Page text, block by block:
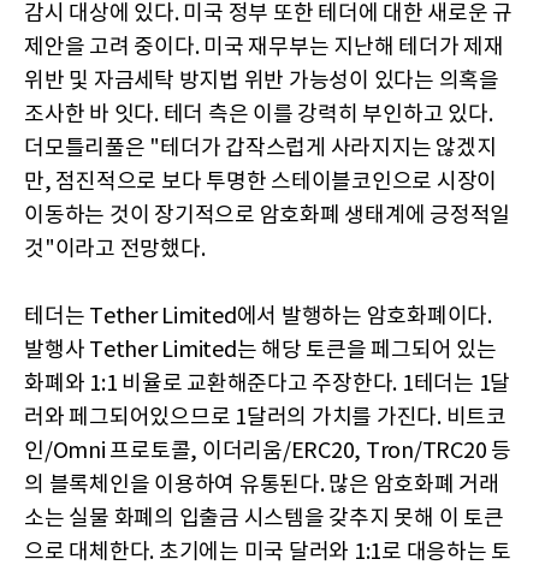
감시 대상에 있다. 미국 정부 또한 테더에 대한 새로운 규
제안을 고려 중이다. 미국 재무부는 지난해 테더가 제재
위반 및 자금세탁 방지법 위반 가능성이 있다는 의혹을
조사한 바 잇다. 테더 측은 이를 강력히 부인하고 있다.
더모틀리풀은 "테더가 갑작스럽게 사라지지는 않겠지
만, 점진적으로 보다 투명한 스테이블코인으로 시장이
이동하는 것이 장기적으로 암호화폐 생태계에 긍정적일
것"이라고 전망했다.
테더는 Tether Limited에서 발행하는 암호화폐이다.
발행사 Tether Limited는 해당 토큰을 페그되어 있는
화폐와 1:1 비율로 교환해준다고 주장한다. 1테더는 1달
러와 페그되어있으므로 1달러의 가치를 가진다. 비트코
인/Omni 프로토콜, 이더리움/ERC20, Tron/TRC20 등
의 블록체인을 이용하여 유통된다. 많은 암호화폐 거래
소는 실물 화폐의 입출금 시스템을 갖추지 못해 이 토큰
으로 대체한다. 초기에는 미국 달러와 1:1로 대응하는 토